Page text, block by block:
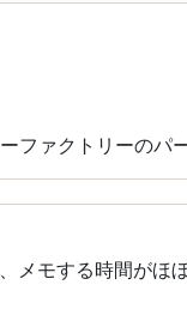
ァクトリーのパー
メモする時間が